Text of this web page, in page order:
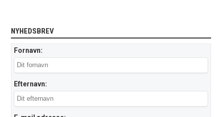
NYHEDSBREV
Fornavn:
Efternavn: